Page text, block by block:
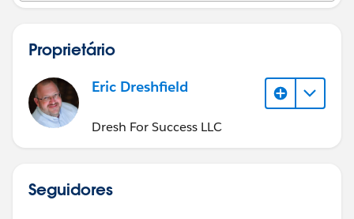
Proprietário
Eric Dreshfield
Dresh For Success LLC
Seguidores